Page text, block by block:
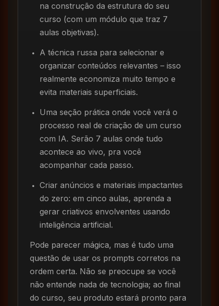
na construção da estrutura do seu
curso (com um módulo que traz 7
aulas objetivas).
A técnica russa para selecionar e
organizar conteúdos relevantes – isso
realmente economiza muito tempo e
evita materiais superficiais.
Uma seção prática onde você verá o
processo real de criação de um curso
com IA. Serão 7 aulas onde tudo
acontece ao vivo, pra você
acompanhar cada passo.
Criar anúncios e materiais impactantes
do zero: em cinco aulas, aprenda a
gerar criativos envolventes usando
inteligência artificial.
Pode parecer mágica, mas é tudo uma
questão de usar os prompts corretos na
ordem certa. Não se preocupe se você
não entende nada de tecnologia; ao final
do curso, seu produto estará pronto para